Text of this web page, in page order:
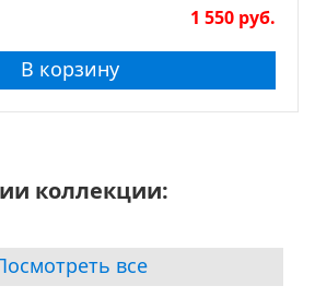
1 550 руб.
В корзину
коллекции:
все